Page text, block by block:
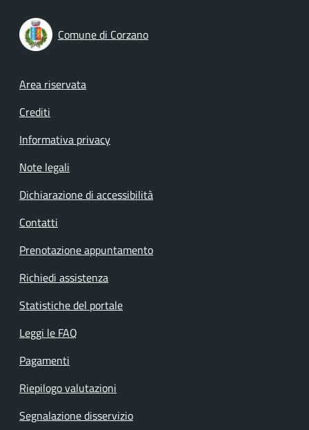
Comune di Corzano
Footer menu
Area riservata
Crediti
Informativa privacy
Note legali
Dichiarazione di accessibilità
Contatti
Prenotazione appuntamento
Richiedi assistenza
Statistiche del portale
Leggi le FAQ
Pagamenti
Riepilogo valutazioni
Segnalazione disservizio